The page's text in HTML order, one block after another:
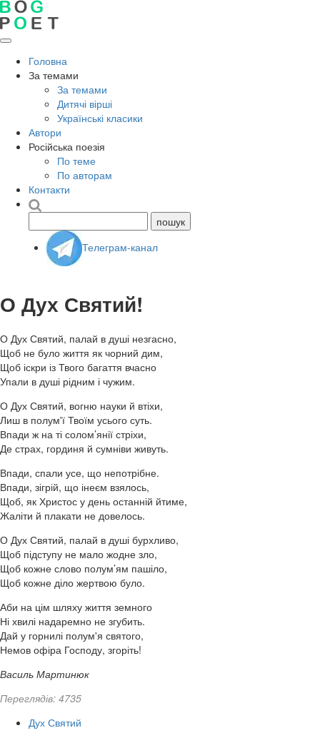
Головна
За темами
За темами
Дитячі вірші
Українські класики
Автори
Російська поезія
По теме
По авторам
Контакти
Телеграм-канал
О Дух Святий!
О Дух Святий, палай в душі незгасно,
Щоб не було життя як чорний дим,
Щоб іскри із Твого багаття вчасно
Упали в душі рідним і чужим.
О Дух Святий, вогню науки й втіхи,
Лиш в полум'ї Твоїм усього суть.
Впади ж на ті солом’янії стріхи,
Де страх, гординя й сумніви живуть.
Впади, спали усе, що непотрібне.
Впади, зігрій, що інеєм взялось,
Щоб, як Христос у день останній йтиме,
Жаліти й плакати не довелось.
О Дух Святий, палай в душі бурхливо,
Щоб підступу не мало жодне зло,
Щоб кожне слово полум’ям пашіло,
Щоб кожне діло жертвою було.
Аби на цім шляху життя земного
Ні хвилі надаремно не згубить.
Дай у горнилі полум'я святого,
Немов офіра Господу, згоріть!
Василь Мартинюк
Переглядів: 4735
Дух Святий